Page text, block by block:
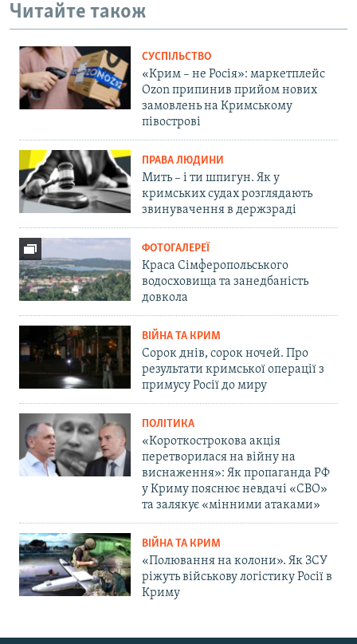
Читайте також
СУСПІЛЬСТВО
«Крим – не Росія»: маркетплейс
Ozon припинив прийом нових
замовлень на Кримському
півострові
ПРАВА ЛЮДИНИ
Мить – і ти шпигун. Як у
кримських судах розглядають
звинувачення в держзраді
ФОТОГАЛЕРЕЇ
Краса Сімферопольського
водосховища та занедбаність
довкола
ВІЙНА ТА КРИМ
Сорок днів, сорок ночей. Про
результати кримської операції з
примусу Росії до миру
ПОЛІТИКА
«Короткострокова акція
перетворилася на війну на
виснаження»: Як пропаганда РФ
у Криму пояснює невдачі «СВО»
та залякує «мінними атаками»
ВІЙНА ТА КРИМ
«Полювання на колони». Як ЗСУ
ріжуть військову логістику Росії в
Криму